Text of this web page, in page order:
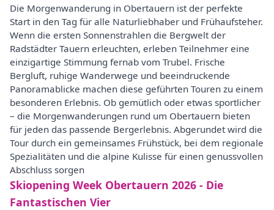
Die Morgenwanderung in Obertauern ist der perfekte
Start in den Tag für alle Naturliebhaber und Frühaufsteher.
Wenn die ersten Sonnenstrahlen die Bergwelt der
Radstädter Tauern erleuchten, erleben Teilnehmer eine
einzigartige Stimmung fernab vom Trubel. Frische
Bergluft, ruhige Wanderwege und beeindruckende
Panoramablicke machen diese geführten Touren zu einem
besonderen Erlebnis. Ob gemütlich oder etwas sportlicher
– die Morgenwanderungen rund um Obertauern bieten
für jeden das passende Bergerlebnis. Abgerundet wird die
Tour durch ein gemeinsames Frühstück, bei dem regionale
Spezialitäten und die alpine Kulisse für einen genussvollen
Abschluss sorgen
Skiopening Week Obertauern 2026 - Die
Fantastischen Vier